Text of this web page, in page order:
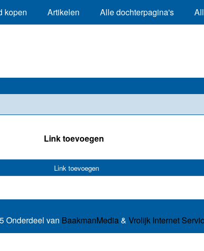
kopen Artikelen Alle dochterpagina's
Link toevoegen
Link toevoegen
Onderdeel van BaakmanMedia& Vrolijk Internet